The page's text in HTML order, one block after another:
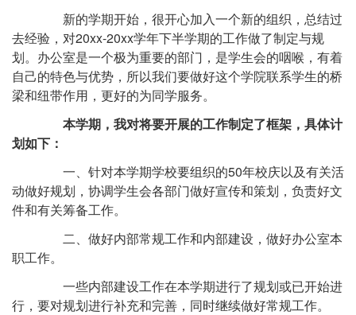
新的学期开始，很开心加入一个新的组织，总结过
去经验，对20xx-20xx学年下半学期的工作做了制定与规
划。办公室是一个极为重要的部门，是学生会的咽喉，有着
自己的特色与优势，所以我们要做好这个学院联系学生的桥
梁和纽带作用，更好的为同学服务。
本学期，我对将要开展的工作制定了框架，具体计
划如下：
一、针对本学期学校要组织的50年校庆以及有关活
动做好规划，协调学生会各部门做好宣传和策划，负责好文
件和有关筹备工作。
二、做好内部常规工作和内部建设，做好办公室本
职工作。
一些内部建设工作在本学期进行了规划或已开始进
行，要对规划进行补充和完善，同时继续做好常规工作。